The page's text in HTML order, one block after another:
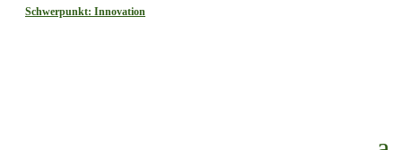
Schwerpunkt: Innovation